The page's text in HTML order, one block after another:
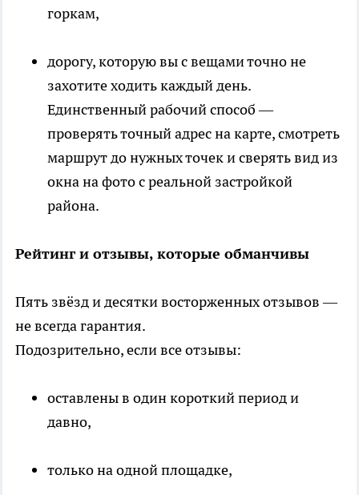
горкам,
дорогу, которую вы с вещами точно не
захотите ходить каждый день.
Единственный рабочий способ —
проверять точный адрес на карте, смотреть
маршрут до нужных точек и сверять вид из
окна на фото с реальной застройкой
района.
Рейтинг и отзывы, которые обманчивы
Пять звёзд и десятки восторженных отзывов —
не всегда гарантия.
Подозрительно, если все отзывы:
оставлены в один короткий период и
давно,
только на одной площадке,